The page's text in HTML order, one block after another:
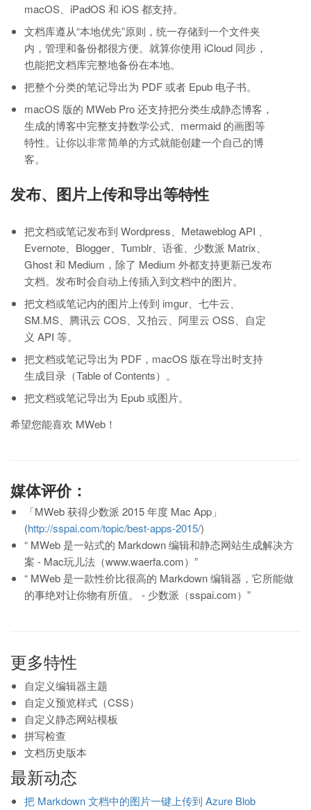
macOS、iPadOS 和 iOS 都支持。
文档库遵从“本地优先”原则，统一存储到一个文件夹
内，管理和备份都很方便。就算你使用 iCloud 同步，
也能把文档库完整地备份在本地。
把整个分类的笔记导出为 PDF 或者 Epub 电子书。
macOS 版的 MWeb Pro 还支持把分类生成静态博客，
生成的博客中完整支持数学公式、mermaid 的画图等
特性。让你以非常简单的方式就能创建一个自己的博
客。
发布、图片上传和导出等特性
把文档或笔记发布到 Wordpress、Metaweblog API 、
Evernote、Blogger、Tumblr、语雀、少数派 Matrix、
Ghost 和 Medium，除了 Medium 外都支持更新已发布
文档。发布时会自动上传插入到文档中的图片。
把文档或笔记内的图片上传到 imgur、七牛云、
SM.MS、腾讯云 COS、又拍云、阿里云 OSS、自定
义 API 等。
把文档或笔记导出为 PDF，macOS 版在导出时支持
生成目录（Table of Contents）。
把文档或笔记导出为 Epub 或图片。
希望您能喜欢 MWeb！
媒体评价：
「MWeb 获得少数派 2015 年度 Mac App」
(http://sspai.com/topic/best-apps-2015/)
“ MWeb 是一站式的 Markdown 编辑和静态网站生成解决方
案 - Mac玩儿法（www.waerfa.com）”
“ MWeb 是一款性价比很高的 Markdown 编辑器，它所能做
的事绝对让你物有所值。 - 少数派（sspai.com）”
更多特性
自定义编辑器主题
自定义预览样式（CSS）
自定义静态网站模板
拼写检查
文档历史版本
最新动态
把 Markdown 文档中的图片一键上传到 Azure Blob